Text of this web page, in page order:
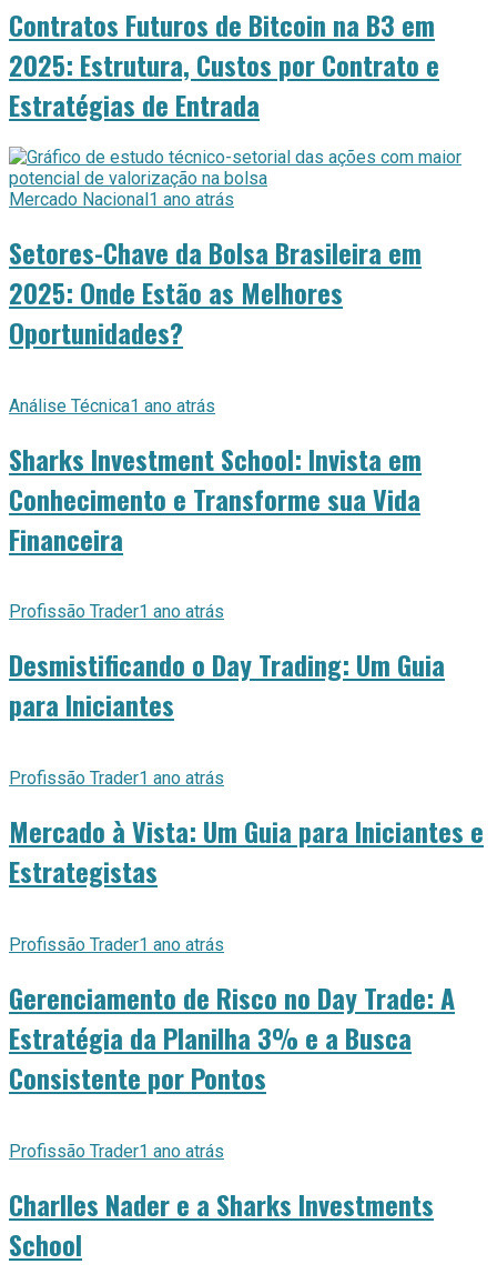
Contratos Futuros de Bitcoin na B3 em
2025: Estrutura, Custos por Contrato e
Estratégias de Entrada
Mercado Nacional1 ano atrás
Setores-Chave da Bolsa Brasileira em
2025: Onde Estão as Melhores
Oportunidades?
Análise Técnica1 ano atrás
Sharks Investment School: Invista em
Conhecimento e Transforme sua Vida
Financeira
Profissão Trader1 ano atrás
Desmistificando o Day Trading: Um Guia
para Iniciantes
Profissão Trader1 ano atrás
Mercado à Vista: Um Guia para Iniciantes e
Estrategistas
Profissão Trader1 ano atrás
Gerenciamento de Risco no Day Trade: A
Estratégia da Planilha 3% e a Busca
Consistente por Pontos
Profissão Trader1 ano atrás
Charlles Nader e a Sharks Investments
School